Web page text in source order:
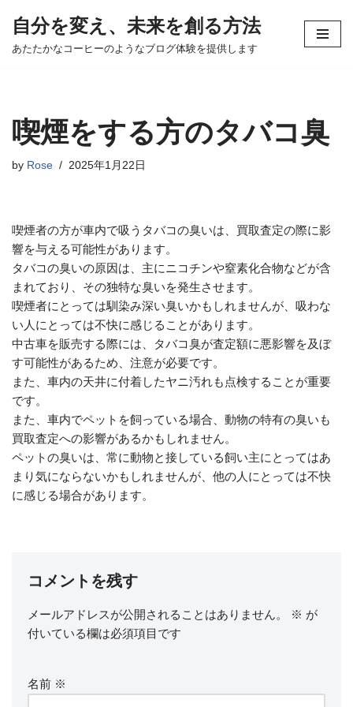
コ
ツ
へ
キ
自分を変え、未来を創る方法
あたたかなコーヒーのようなブログ体験を提供します
喫煙をする方のタバコ臭
by Rose 2025年1月22日
喫煙者の方が車内で吸うタバコの臭いは、買取査定の際に影
響を与える可能性があります。
タバコの臭いの原因は、主にニコチンや窒素化合物などが含
まれており、その独特な臭いを発生させます。
喫煙者にとっては馴染み深い臭いかもしれませんが、吸わな
い人にとっては不快に感じることがあります。
中古車を販売する際には、タバコ臭が査定額に悪影響を及ぼ
す可能性があるため、注意が必要です。
また、車内の天井に付着したヤニ汚れも点検することが重要
です。
また、車内でペットを飼っている場合、動物の特有の臭いも
買取査定への影響があるかもしれません。
ペットの臭いは、常に動物と接している飼い主にとってはあ
まり気にならないかもしれませんが、他の人にとっては不快
に感じる場合があります。
コメントを残す
メールアドレスが公開されることはありません。 ※ が
付いている欄は必須項目です
名前 ※